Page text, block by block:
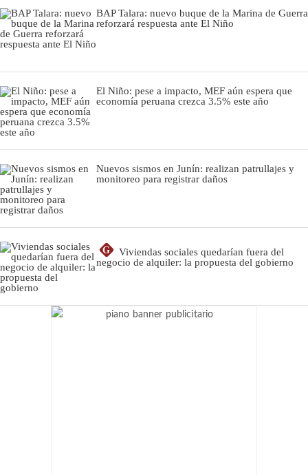
BAP Talara: nuevo buque de la Marina de Guerra
reforzará respuesta ante El Niño
El Niño: pese a impacto, MEF aún espera que
economía peruana crezca 3.5% este año
Nuevos sismos en Junín: realizan patrullajes y
monitoreo para registrar daños
G
Viviendas sociales quedarían fuera del
negocio de alquiler: la propuesta del gobierno